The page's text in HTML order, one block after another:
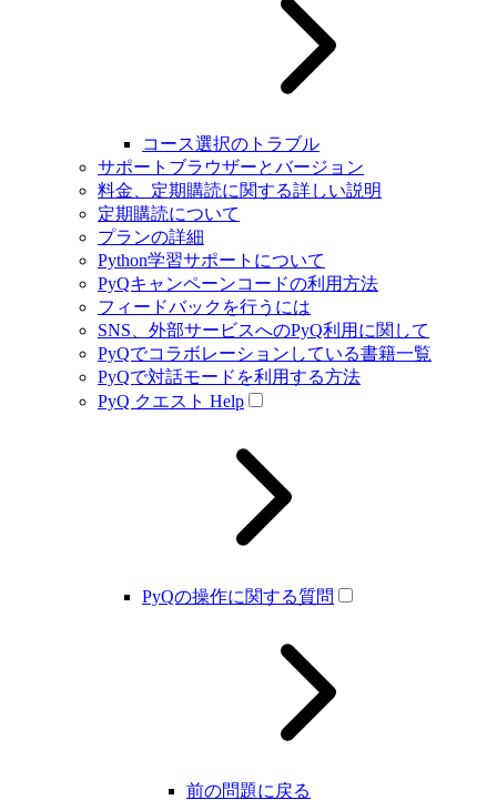
コース選択のトラブル
サポートブラウザーとバージョン
料金、定期購読に関する詳しい説明
定期購読について
プランの詳細
Python学習サポートについて
PyQキャンペーンコードの利用方法
フィードバックを行うには
SNS、外部サービスへのPyQ利用に関して
PyQでコラボレーションしている書籍一覧
PyQで対話モードを利用する方法
PyQ クエスト Help
PyQの操作に関する質問
前の問題に戻る